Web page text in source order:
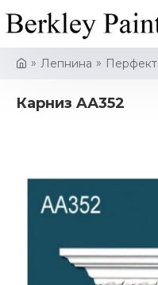
Лепнина Перфект
Карниз AА352